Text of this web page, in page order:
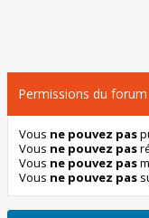
Permissions du forum
Vous ne pouvez pas
Vous ne pouvez pas
Vous ne pouvez pas
Vous ne pouvez pas